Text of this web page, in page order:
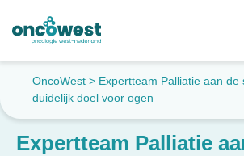
OncoWest > Expertteam Palliatie aan de
duidelijk doel voor ogen
Expertteam Palliatie